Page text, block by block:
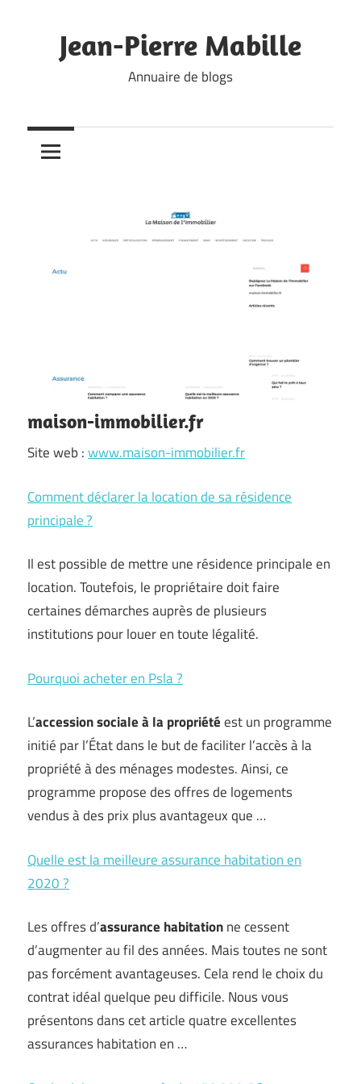
contentJean-Pierre Mabille
Annuaire de blogs
maison-immobilier.fr
Site web :www.maison-immobilier.fr
Comment déclarer la location de sa résidence
principale ?
Il est possible de mettre une résidence principale en
location. Toutefois, le propriétaire doit faire
certaines démarches auprès de plusieurs
institutions pour louer en toute légalité.
Pourquoi acheter en Psla ?
L’accession sociale à la propriétéest un programme
initié par l’État dans le but de faciliter l’accès à la
propriété à des ménages modestes. Ainsi, ce
programme propose des offres de logements
vendus à des prix plus avantageux que …
Quelle est la meilleure assurance habitation en
2020 ?
Les offres d’assurance habitationne cessent
d’augmenter au fil des années. Mais toutes ne sont
pas forcément avantageuses. Cela rend le choix du
contrat idéal quelque peu difficile. Nous vous
présentons dans cet article quatre excellentes
assurances habitation en …